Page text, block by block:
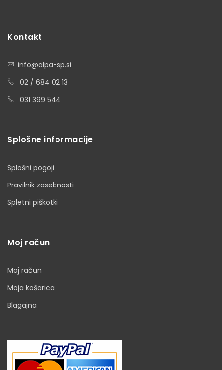
Kontakt
info@alpa-sp.si
02 / 684 02 13
031 399 544
Splošne informacije
Splošni pogoji
Pravilnik zasebnosti
Spletni piškotki
Moj račun
Moj račun
Moja košarica
Blagajna